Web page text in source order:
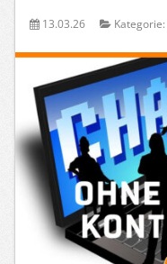
13.03.26 Kategorie: